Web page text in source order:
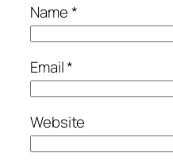
Name*
Email*
Website